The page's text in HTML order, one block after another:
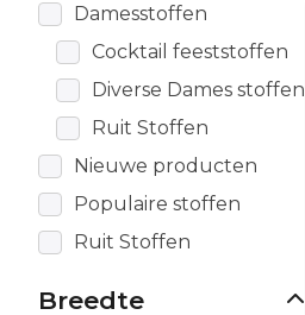
Damesstoffen
Cocktail feeststoffen
Diverse Dames stoffen
Ruit Stoffen
Nieuwe producten
Populaire stoffen
Ruit Stoffen
Breedte